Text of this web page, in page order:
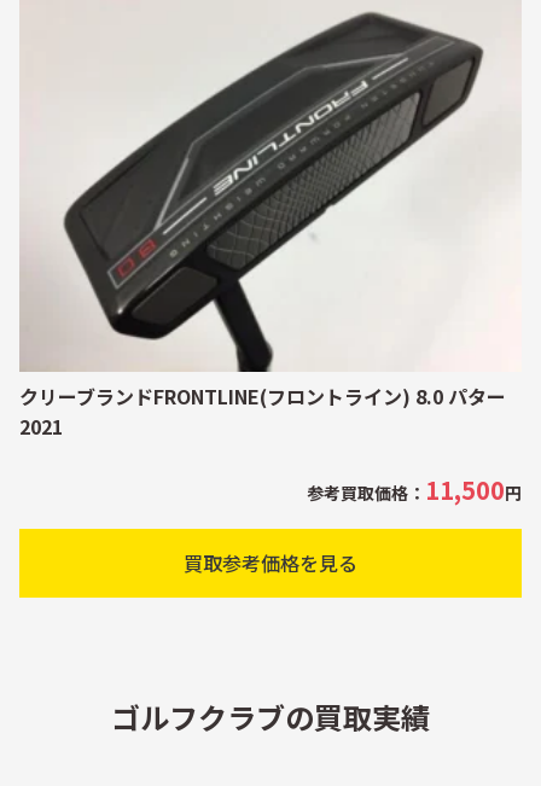
クリーブランドFRONTLINE(フロントライン) 8.0 パター
2021
参考買取価格： 11,500円
買取参考価格を見る
ゴルフクラブの買取実績